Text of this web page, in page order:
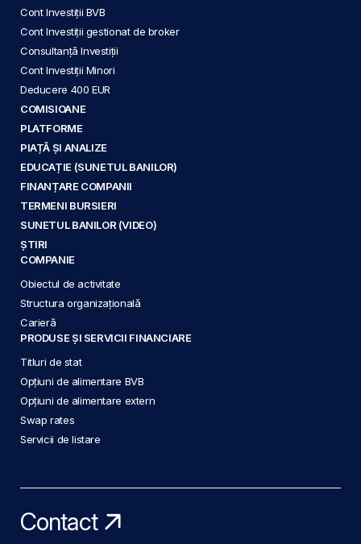
Cont Investiții BVB
Cont Investiții gestionat de broker
Consultanță Investiții
Cont Investiții Minori
Deducere 400 EUR
COMISIOANE
PLATFORME
PIAȚĂ ȘI ANALIZE
EDUCAȚIE (SUNETUL BANILOR)
FINANȚARE COMPANII
TERMENI BURSIERI
SUNETUL BANILOR (VIDEO)
ȘTIRI
COMPANIE
Obiectul de activitate
Structura organizațională
Carieră
PRODUSE ȘI SERVICII FINANCIARE
Titluri de stat
Opțiuni de alimentare BVB
Opțiuni de alimentare extern
Swap rates
Servicii de listare
Contact